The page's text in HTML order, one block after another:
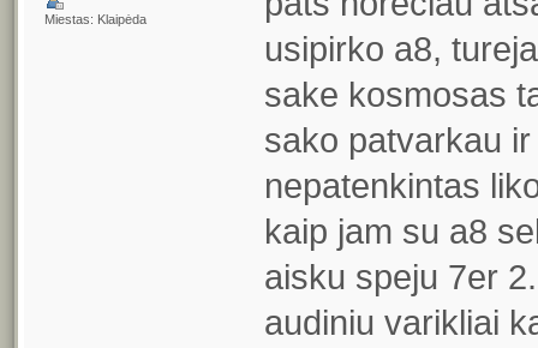
Miestas: Klaipėda
usipirko a8,
sake kosmosas
sako patvarkau
nepatenkintas
kaip jam su a8
aisku speju 7er
audiniu varikliai